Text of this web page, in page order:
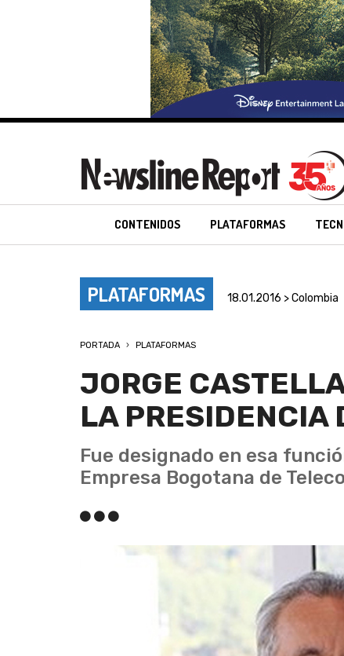
CONTENIDOS PLATAFORMAS
PLATAFORMAS 18.01.2016 > Colombia
PORTADA PLATAFORMAS
JORGE
LA PRESIDENCIA
Fue designado en esa
Empresa Bogotana de